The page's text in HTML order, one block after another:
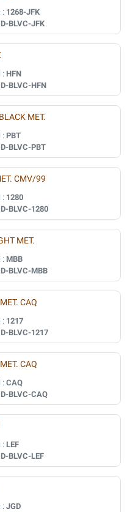
: 1268-JFK
BLVC-JFK
: HFN
BLVC-HFN
MET.
: PBT
BLVC-PBT
CMV/99
: 1280
BLVC-1280
MET.
: MBB
BLVC-MBB
CAQ
: 1217
BLVC-1217
CAQ
: CAQ
BLVC-CAQ
: LEF
BLVC-LEF
: JGD